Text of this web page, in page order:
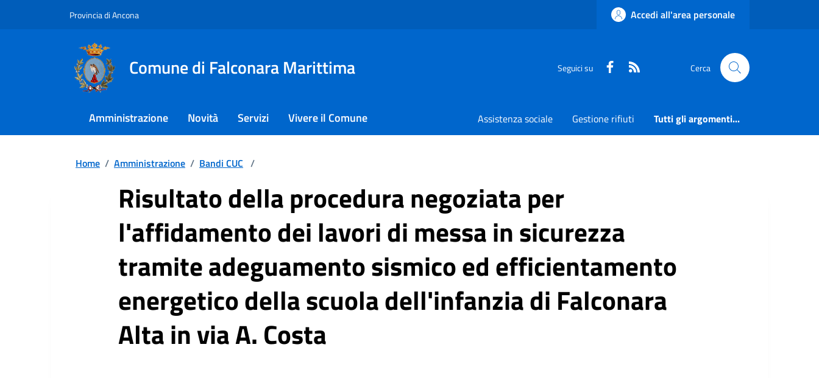
Provincia di Ancona Accedi all'area personale
Comune di Falconara Marittima Seguici su Faceboook Cerca
Amministrazione Novità Servizi Vivere il Comune Assistenza sociale Gestione rifiuti Tutti gli argomenti...
Home / Amministrazione / Bandi CUC /
Risultato della procedura negoziata per
l'affidamento dei lavori di messa in sicurezza
tramite adeguamento sismico ed efficientamento
energetico della scuola dell'infanzia di Falconara
Alta in via A. Costa